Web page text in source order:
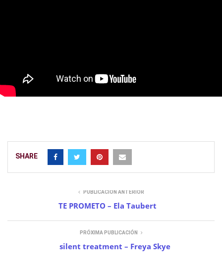
SHARE
PUBLICACIÓN ANTERIOR
TE PROMETO – Ela Taubert
PRÓXIMA PUBLICACIÓN
silent treatment – Freya Skye